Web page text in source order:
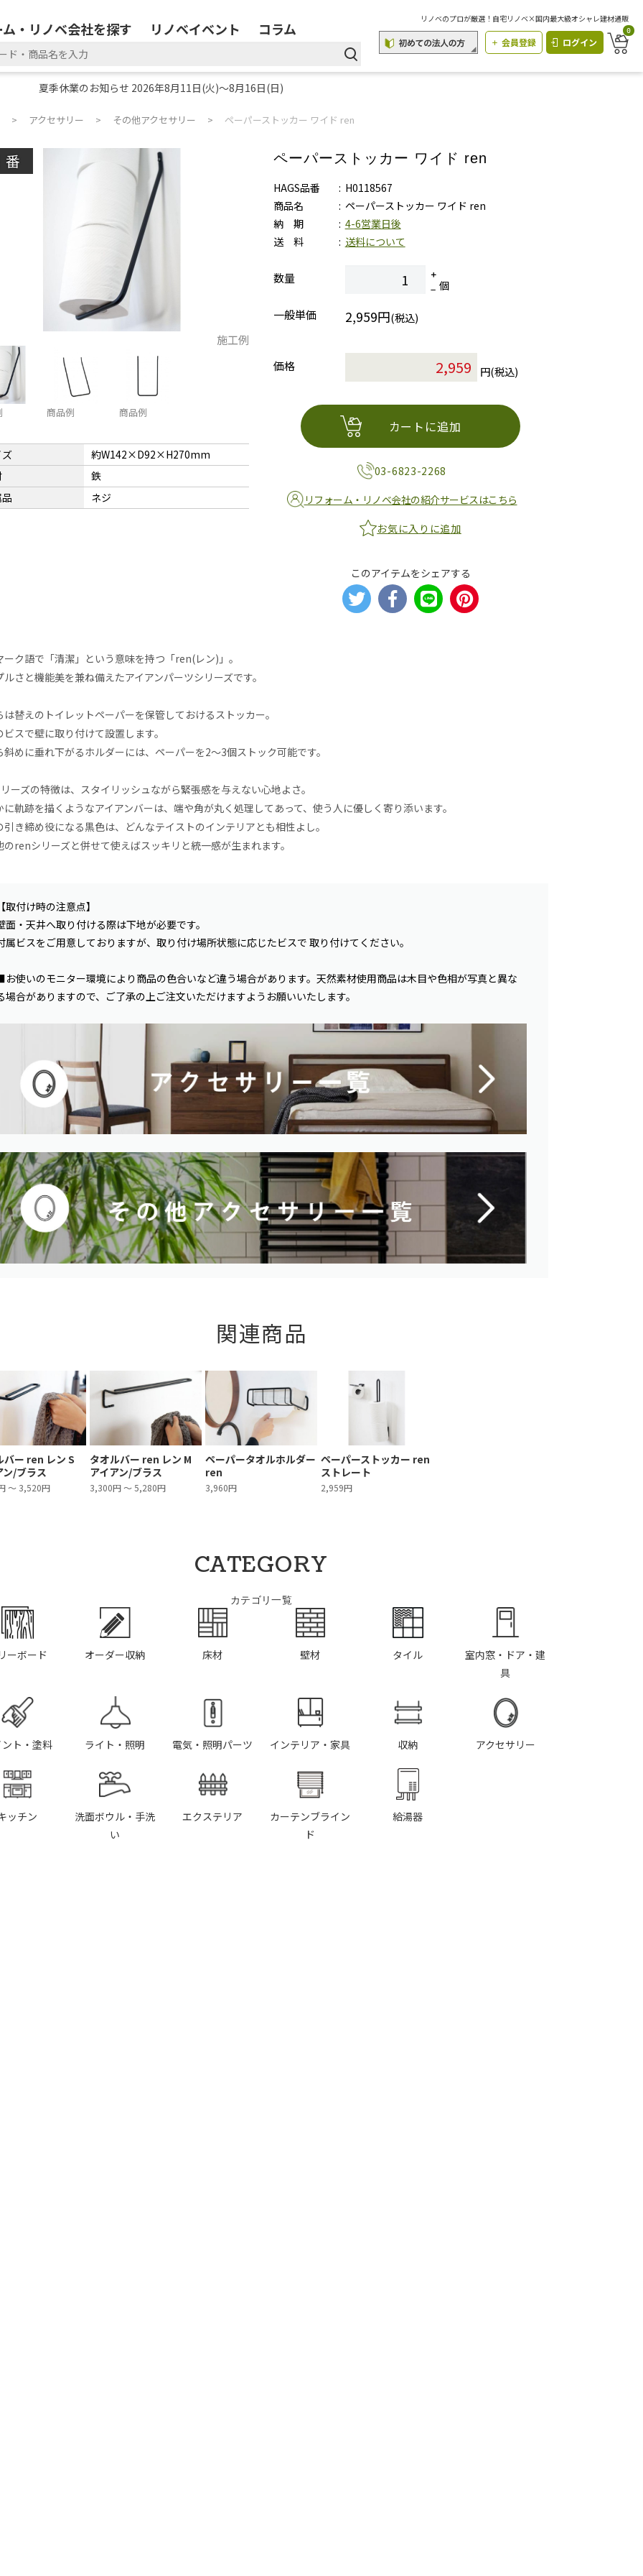
・リノベ会社を探す リノベイベント コラム
リノベのプロが厳選！自宅リノベ×国内最大級オシャレ建材通販
会員登録 ログイン
0
夏季休業のお知らせ 2026年8月11日(火)～8月16日(日)
アクセサリー その他アクセサリー ペーパーストッカー ワイド ren
施工例
商品例 商品例
約W142×D92×H270mm
鉄
ネジ
ペーパーストッカー ワイド ren
HAGS品番
H0118567
商品名
ペーパーストッカー ワイド ren
納 期
4-6営業日後
送 料
送料について
数量
個
一般単価
2,959円(税込)
価格 円(税込)
カートに追加
03-6823-2268
リフォーム・リノベ会社の紹介サービスはこちら
お気に入りに追加
このアイテムをシェアする
ーク語で「清潔」という意味を持つ「ren(レン)」。
ルさと機能美を兼ね備えたアイアンパーツシリーズです。
は替えのトイレットペーパーを保管しておけるストッカー。
ビスで壁に取り付けて設置します。
斜めに垂れ下がるホルダーには、ペーパーを2〜3個ストック可能です。
ーズの特徴は、スタイリッシュながら緊張感を与えない心地よさ。
に軌跡を描くようなアイアンバーは、端や角が丸く処理してあって、使う人に優しく寄り添います。
引き締め役になる黒色は、どんなテイストのインテリアとも相性よし。
のrenシリーズと併せて使えばスッキリと統一感が生まれます。
取付け時の注意点】
面・天井へ取り付ける際は下地が必要です。
属ビスをご用意しておりますが、取り付け場所状態に応じたビスで 取り付けてください。
使いのモニター環境により商品の色合いなど違う場合があります。天然素材使用商品は木目や色相が写真と異な
場合がありますので、ご了承の上ご注文いただけますようお願いいたします。
関連商品
バー ren レン S
ン/ブラス
～ 3,520円
タオルバー ren レン M
アイアン/ブラス
3,300円 ～ 5,280円
ペーパータオルホルダー
ren
3,960円
ペーパーストッカー ren
ストレート
2,959円
CATEGORY
カテゴリ一覧
ーボード オーダー収納 床材 壁材 タイル
室内窓・ドア・建
具
ト・塗料 ライト・照明 電気・照明パーツ インテリア・家具 収納 アクセサリー
ッチン
洗面ボウル・手洗
い
エクステリア
カーテンブライン
ド
給湯器